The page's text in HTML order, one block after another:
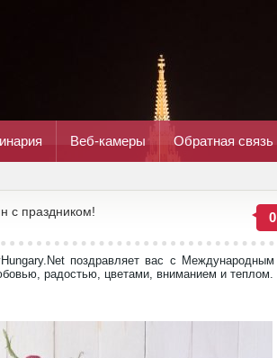
Веб-камеры Обратная связь
0
с праздником!
поздравляет вас с Международным
радостью, цветами, вниманием и теплом.